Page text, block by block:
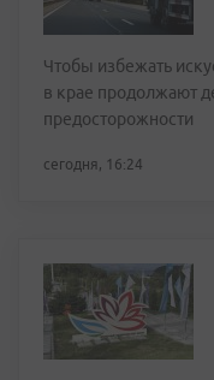
Чтобы избежать
в крае продолжают
предосторожности
сегодня, 16:24